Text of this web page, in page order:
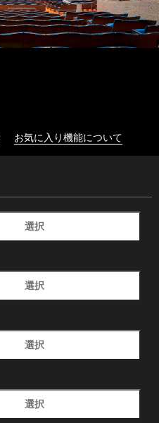
お気に入り機能について
選択
選択
選択
選択